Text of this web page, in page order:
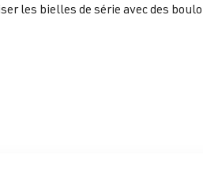
les bielles de série avec des